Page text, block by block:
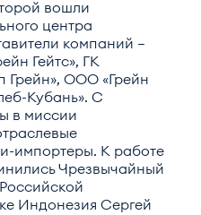
вошли
центра
компаний —
Гейтс», ГК
Грейн», ООО «Грейн
Кубань». С
в миссии
импортеры. К работе
Чрезвычайный
Индонезия Сергей